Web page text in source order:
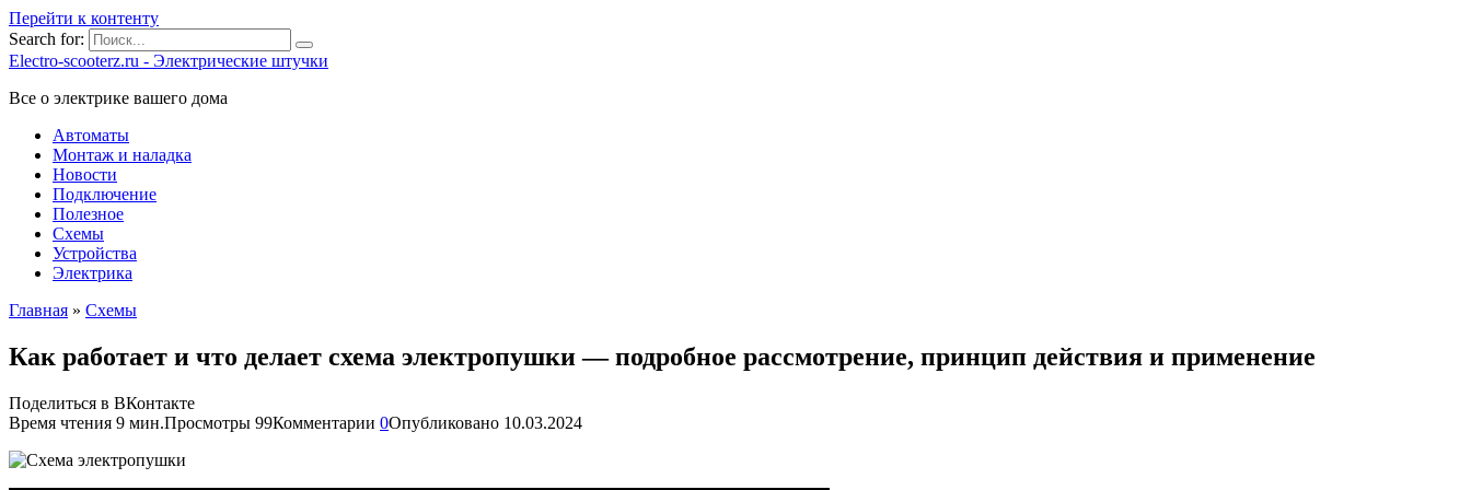
Перейти к контенту
Search for:
Electro-scooterz.ru - Электрические штучки
Все о электрике вашего дома
Автоматы
Монтаж и наладка
Новости
Подключение
Полезное
Схемы
Устройства
Электрика
Главная » Схемы
Как работает и что делает схема электропушки — подробное рассмотрение, принцип действия и применение
Поделиться в ВКонтакте
Время чтения 9 мин.Просмотры 99Комментарии 0Опубликовано 10.03.2024